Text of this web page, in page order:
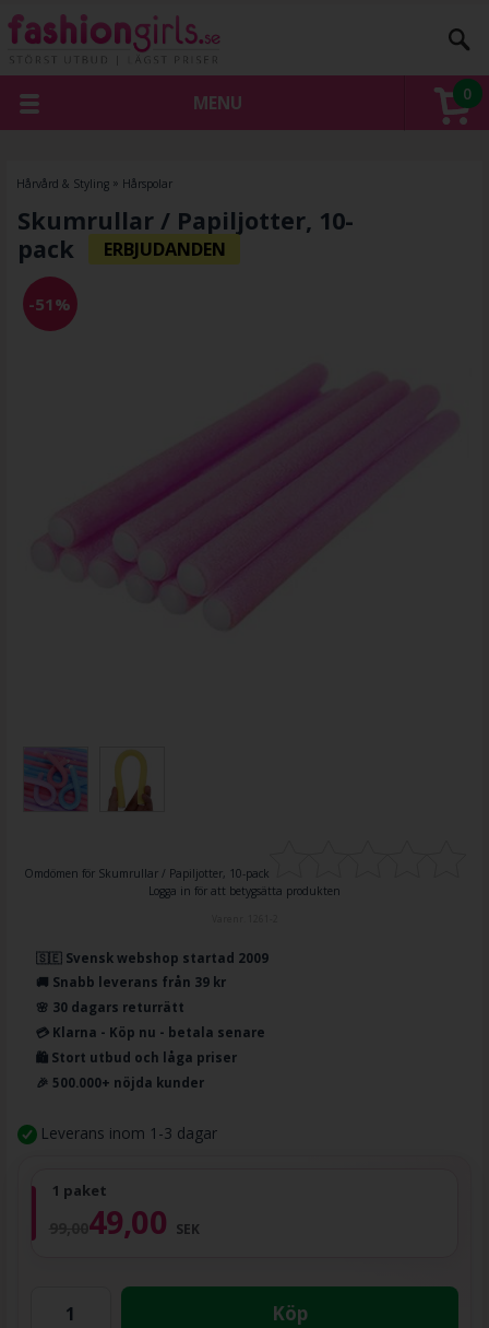
0
MENU
Hårvård & Styling» Hårspolar
Skumrullar / Papiljotter, 10-
pack
-51%
Omdömen för Skumrullar / Papiljotter, 10-pack
Logga in för att betygsätta produkten
🇸🇪 Svensk webshop startad 2009
🚚 Snabb leverans från 39 kr
🌸 30 dagars returrätt
💳 Klarna - Köp nu - betala senare
🛍️ Stort utbud och låga priser
🎉 500.000+ nöjda kunder
Leverans inom 1-3 dagar
1 paket
49,00 SEK
Köp